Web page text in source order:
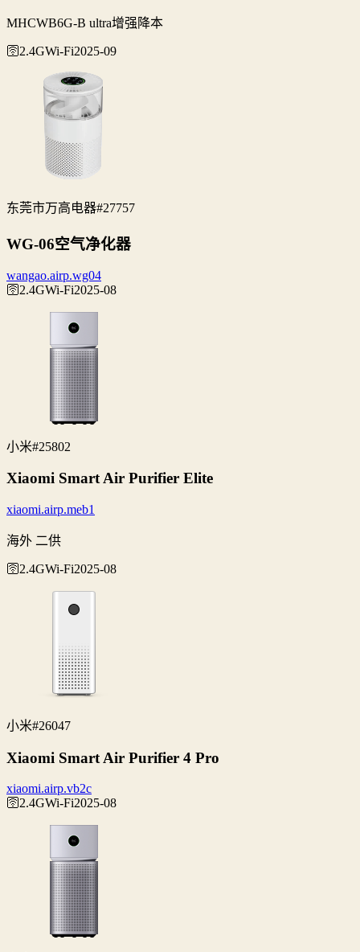
MHCWB6G-B ultra增强降本
🛜2.4GWi‑Fi2025-09
东莞市万高电器#27757
WG-06空气净化器
wangao.airp.wg04
🛜2.4GWi‑Fi2025-08
小米#25802
Xiaomi Smart Air Purifier Elite
xiaomi.airp.meb1
海外 二供
🛜2.4GWi‑Fi2025-08
小米#26047
Xiaomi Smart Air Purifier 4 Pro
xiaomi.airp.vb2c
🛜2.4GWi‑Fi2025-08